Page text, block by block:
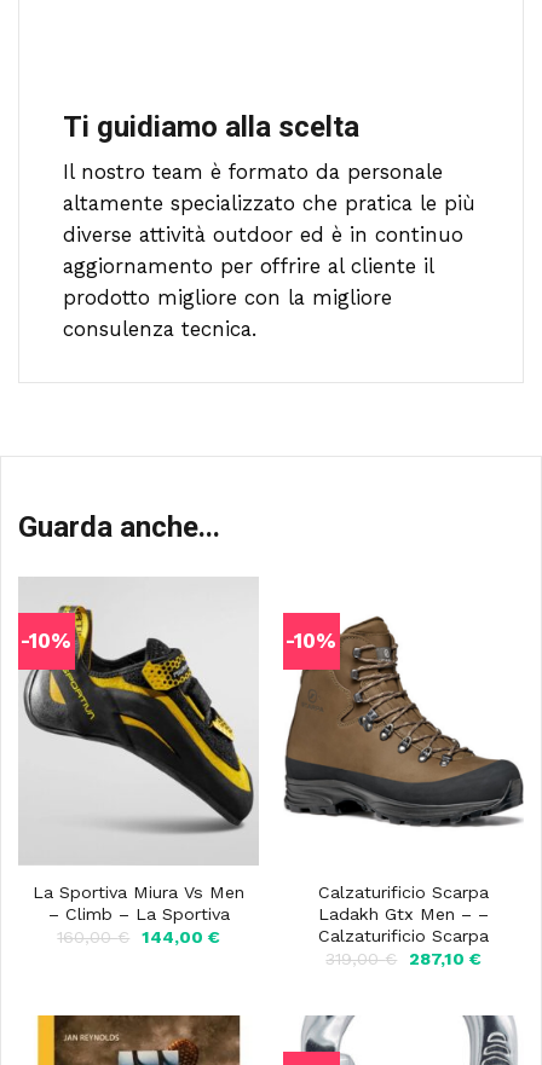
Ti guidiamo alla scelta
Il nostro team è formato da personale
altamente specializzato che pratica le più
diverse attività outdoor ed è in continuo
aggiornamento per offrire al cliente il
prodotto migliore con la migliore
consulenza tecnica.
Guarda anche...
-10%
La Sportiva Miura Vs Men
– Climb – La Sportiva
160,00€
Il
144,00 €Il
-10%
Calzaturificio Scarpa
Ladakh Gtx Men – –
Calzaturificio Scarpa
319,00€
Il
319,00 €.
287,10 €Il
287,10